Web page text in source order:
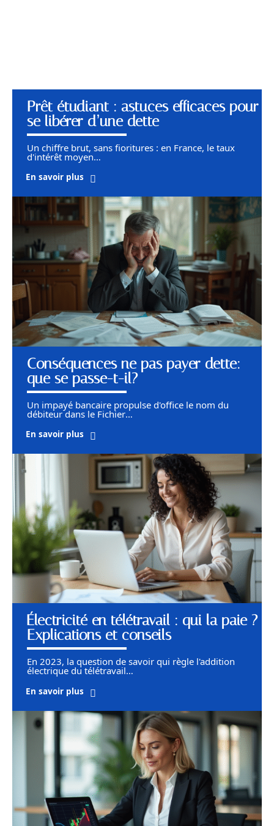
Prêt étudiant : astuces efficaces pour
se libérer d’une dette
Un chiffre brut, sans fioritures : en France, le taux
d'intérêt moyen…
En savoir plus
Conséquences ne pas payer dette:
que se passe-t-il?
Un impayé bancaire propulse d'office le nom du
débiteur dans le Fichier…
En savoir plus
Électricité en télétravail : qui la paie ?
Explications et conseils
En 2023, la question de savoir qui règle l'addition
électrique du télétravail…
En savoir plus